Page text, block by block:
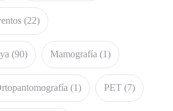
(22)
(90) Mamografía (1)
(1) PET (7)